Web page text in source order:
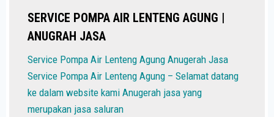
SERVICE POMPA AIR LENTENG AGUNG |
ANUGRAH JASA
Service Pompa Air Lenteng Agung Anugerah Jasa
Service Pompa Air Lenteng Agung – Selamat datang
ke dalam website kami Anugerah jasa yang
merupakan jasa saluran